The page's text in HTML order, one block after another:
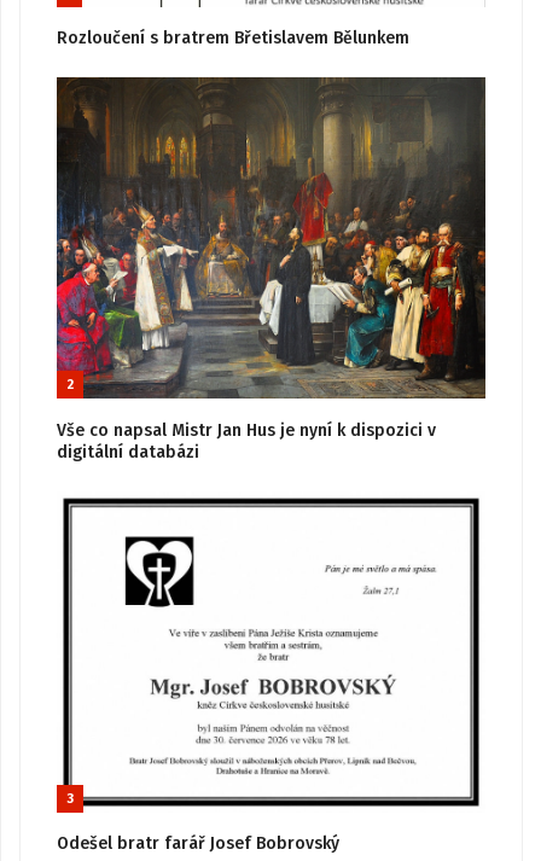
Rozloučení s bratrem Břetislavem Bělunkem
2
Vše co napsal Mistr Jan Hus je nyní k dispozici v
digitální databázi
3
Odešel bratr farář Josef Bobrovský